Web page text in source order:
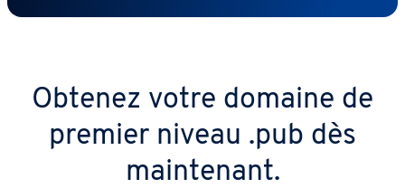
Obtenez votre domaine de
premier niveau .pub dès
maintenant.